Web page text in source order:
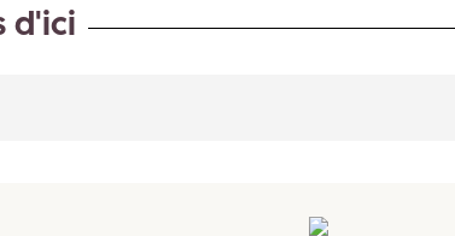
d'ici